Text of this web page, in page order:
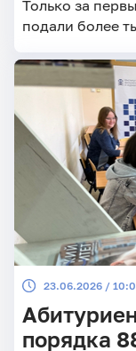
Только за
подали более
23.06.2026 /
порядка